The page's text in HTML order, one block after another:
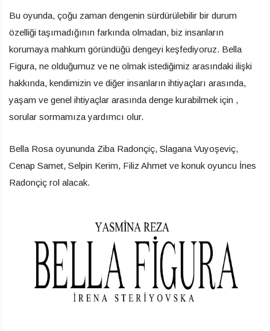
Bu oyunda, çoğu zaman dengenin sürdürülebilir bir durum
özelliği taşımadığının farkında olmadan, biz insanların
korumaya mahkum göründüğü dengeyi keşfediyoruz. Bella
Figura, ne olduğumuz ve ne olmak istediğimiz arasındaki ilişki
hakkında, kendimizin ve diğer insanların ihtiyaçları arasında,
yaşam ve genel ihtiyaçlar arasında denge kurabilmek için ,
sorular sormamıza yardımcı olur.
Bella Rosa oyununda Ziba Radonçiç, Slagana Vuyoşeviç,
Cenap Samet, Selpin Kerim, Filiz Ahmet ve konuk oyuncu İnes
Radonçiç rol alacak.